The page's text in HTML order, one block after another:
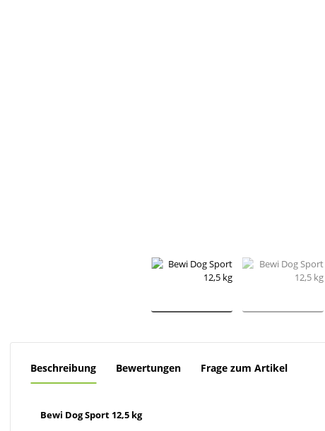
Beschreibung Bewertungen Frage zum Artikel
Bewi Dog Sport 12,5 kg